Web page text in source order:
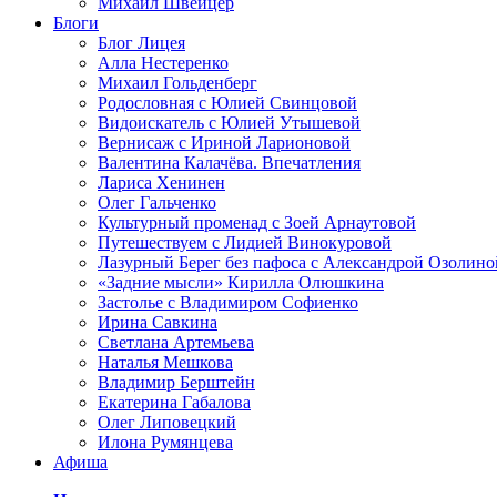
Блоги
Блог Лицея
Алла Нестеренко
Михаил Гольденберг
Родословная с Юлией Свинцовой
Видоискатель с Юлией Утышевой
Вернисаж с Ириной Ларионовой
Валентина Калачёва. Впечатления
Лариса Хенинен
Олег Гальченко
Культурный променад с Зоей Арнаутовой
Путешествуем с Лидией Винокуровой
Лазурный Берег без пафоса с Александрой
«Задние мысли» Кирилла Олюшкина
Застолье с Владимиром Софиенко
Ирина Савкина
Светлана Артемьева
Наталья Мешкова
Владимир Берштейн
Екатерина Габалова
Олег Липовецкий
Илона Румянцева
Афиша